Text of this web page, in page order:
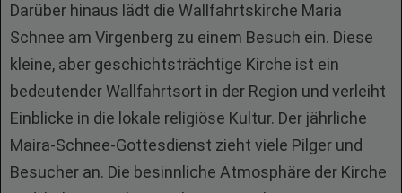
Darüber hinaus lädt die Wallfahrtskirche Maria
Schnee am Virgenberg zu einem Besuch ein. Diese
kleine, aber geschichtsträchtige Kirche ist ein
bedeutender Wallfahrtsort in der Region und verleiht
Einblicke in die lokale religiöse Kultur. Der jährliche
Maira-Schnee-Gottesdienst zieht viele Pilger und
Besucher an. Die besinnliche Atmosphäre der Kirche